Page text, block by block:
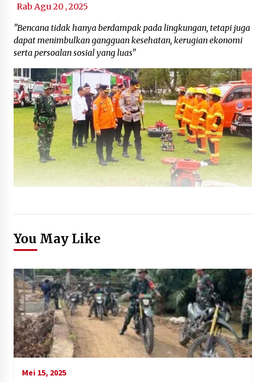
Rab Agu 20 , 2025
"Bencana tidak hanya berdampak pada lingkungan, tetapi juga
dapat menimbulkan gangguan kesehatan, kerugian ekonomi
serta persoalan sosial yang luas"
You May Like
Mei 15, 2025